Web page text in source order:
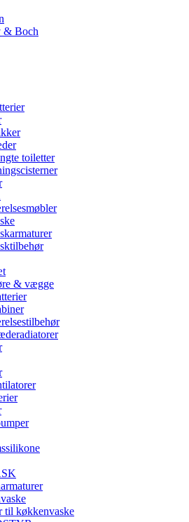
& Boch
toiletter
& vægge
til køkkenvaske